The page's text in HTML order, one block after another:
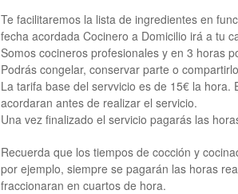
Te facilitaremos la lista de ingredientes en
fecha acordada Cocinero a Domicilio irá a tu
Somos cocineros profesionales y en 3 horas
Podrás congelar, conservar parte o
La tarifa base del servvicio es de 15€ la
acordaran antes de realizar el servicio.
Una vez finalizado el servicio pagarás las
Recuerda que los tiempos de cocción y
por ejemplo, siempre se pagarán las horas
fraccionaran en cuartos de hora.